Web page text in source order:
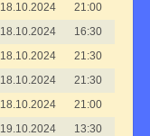
18.10.2024
21:00
18.10.2024
16:30
18.10.2024
21:30
18.10.2024
21:30
18.10.2024
21:00
19.10.2024 13:30